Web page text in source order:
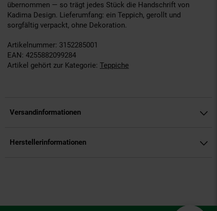
übernommen — so trägt jedes Stück die Handschrift von
Kadima Design. Lieferumfang: ein Teppich, gerollt und
sorgfältig verpackt, ohne Dekoration.
Artikelnummer: 3152285001
EAN: 4255882099284
Artikel gehört zur Kategorie: Teppiche
Versandinformationen
Herstellerinformationen